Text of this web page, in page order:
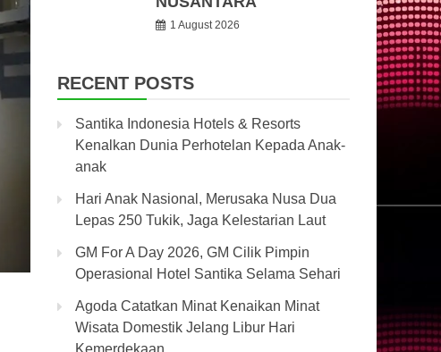
1 August 2026
RECENT POSTS
Santika Indonesia Hotels & Resorts
Kenalkan Dunia Perhotelan Kepada Anak-
anak
Hari Anak Nasional, Merusaka Nusa Dua
Lepas 250 Tukik, Jaga Kelestarian Laut
GM For A Day 2026, GM Cilik Pimpin
Operasional Hotel Santika Selama Sehari
Agoda Catatkan Minat Kenaikan Minat
Wisata Domestik Jelang Libur Hari